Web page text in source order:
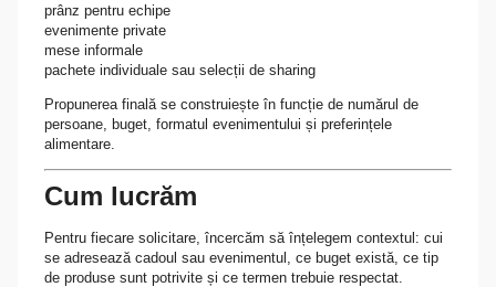
prânz pentru echipe
evenimente private
mese informale
pachete individuale sau selecții de sharing
Propunerea finală se construiește în funcție de numărul de
persoane, buget, formatul evenimentului și preferințele
alimentare.
Cum lucrăm
Pentru fiecare solicitare, încercăm să înțelegem contextul: cui
se adresează cadoul sau evenimentul, ce buget există, ce tip
de produse sunt potrivite și ce termen trebuie respectat.